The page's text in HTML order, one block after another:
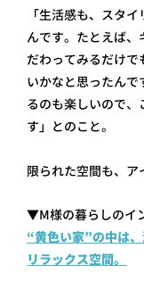
「生活感も、スタ
んです。たとえば、
だわってみるだけ
いかなと思ったんで
るのも楽しいので、
す」とのこと。
限られた空間も、ア
▼M様の暮らしのイ
“黄色い家”の中は
リラックス空間。